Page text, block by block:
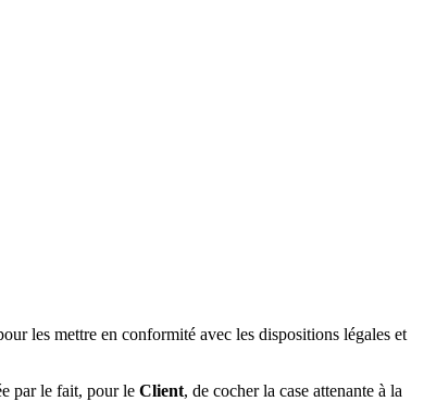
les mettre en conformité avec les dispositions légales et
par le fait, pour le Client, de cocher la case attenante à la